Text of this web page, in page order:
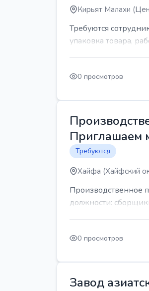
Кирьят Малахи
Требуются
упаковка товара,
0 просмотров
Приглашаем
Требуются
Хайфа (Хайфский
Производственное
должности:
0 просмотров
Завод